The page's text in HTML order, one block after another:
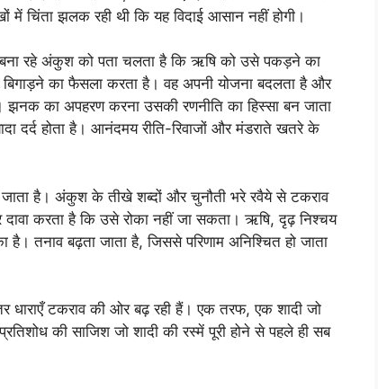
चिंता झलक रही थी कि यह विदाई आसान नहीं होगी।
बना रहे अंकुश को पता चलता है कि ऋषि को उसे पकड़ने का
का फैसला करता है। वह अपनी योजना बदलता है और
का अपहरण करना उसकी रणनीति का हिस्सा बन जाता
दर्द होता है। आनंदमय रीति-रिवाजों और मंडराते खतरे के
है। अंकुश के तीखे शब्दों और चुनौती भरे रवैये से टकराव
करता है कि उसे रोका नहीं जा सकता। ऋषि, दृढ़ निश्चय
तनाव बढ़ता जाता है, जिससे परिणाम अनिश्चित हो जाता
धाराएँ टकराव की ओर बढ़ रही हैं। एक तरफ, एक शादी जो
की साजिश जो शादी की रस्में पूरी होने से पहले ही सब